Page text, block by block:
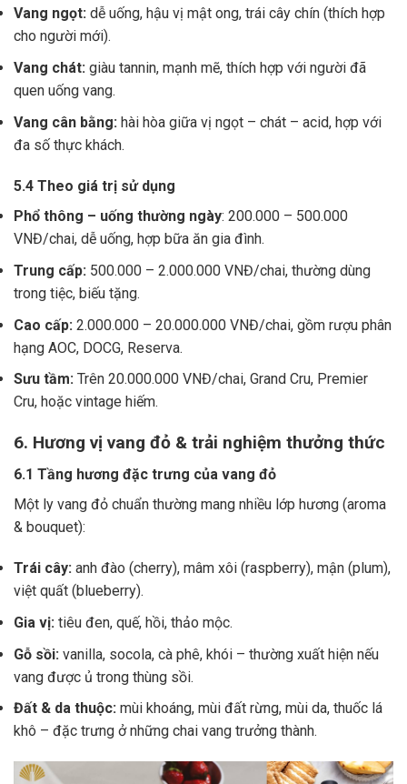
Vang ngọt: dễ uống, hậu vị mật ong, trái cây chín (thích hợp
cho người mới).
Vang chát: giàu tannin, mạnh mẽ, thích hợp với người đã
quen uống vang.
Vang cân bằng: hài hòa giữa vị ngọt – chát – acid, hợp với
đa số thực khách.
5.4 Theo giá trị sử dụng
Phổ thông – uống thường ngày: 200.000 – 500.000
VNĐ/chai, dễ uống, hợp bữa ăn gia đình.
Trung cấp: 500.000 – 2.000.000 VNĐ/chai, thường dùng
trong tiệc, biếu tặng.
Cao cấp: 2.000.000 – 20.000.000 VNĐ/chai, gồm rượu phân
hạng AOC, DOCG, Reserva.
Sưu tầm: Trên 20.000.000 VNĐ/chai, Grand Cru, Premier
Cru, hoặc vintage hiếm.
6. Hương vị vang đỏ & trải nghiệm thưởng thức
6.1 Tầng hương đặc trưng của vang đỏ
Một ly vang đỏ chuẩn thường mang nhiều lớp hương (aroma
& bouquet):
Trái cây: anh đào (cherry), mâm xôi (raspberry), mận (plum),
việt quất (blueberry).
Gia vị: tiêu đen, quế, hồi, thảo mộc.
Gỗ sồi: vanilla, socola, cà phê, khói – thường xuất hiện nếu
vang được ủ trong thùng sồi.
Đất & da thuộc: mùi khoáng, mùi đất rừng, mùi da, thuốc lá
khô – đặc trưng ở những chai vang trưởng thành.